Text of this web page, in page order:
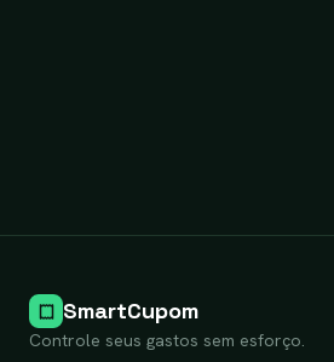
SmartCupom
Controle seus gastos sem esforço.